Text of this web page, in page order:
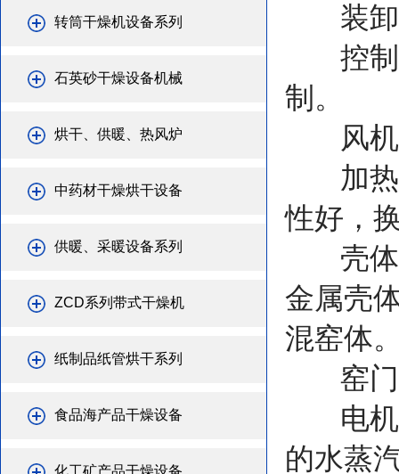
转筒干燥机设备系列
石英砂干燥设备机械
烘干、供暖、热风炉
中药材干燥烘干设备
供暖、采暖设备系列
ZCD系列带式干燥机
纸制品纸管烘干系列
食品海产品干燥设备
化工矿产品干燥设备
装
控制
制。
风机
加热
性好，
壳体
金属壳
混窑体
窑门
电机
的水蒸